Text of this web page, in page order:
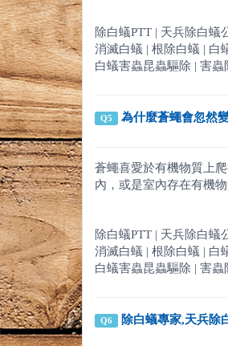
除白蟻PTT | 天兵除白蟻
消滅白蟻 | 根除白蟻 | 白
白蟻害蟲昆蟲驅除 | 害蟲
Q5 為什麼蒼蠅會忽然
蒼蠅喜愛於有機物質上
內，或是室內存在有機
除白蟻PTT | 天兵除白蟻
消滅白蟻 | 根除白蟻 | 白
白蟻害蟲昆蟲驅除 | 害蟲
Q6 除白蟻專家,天兵除